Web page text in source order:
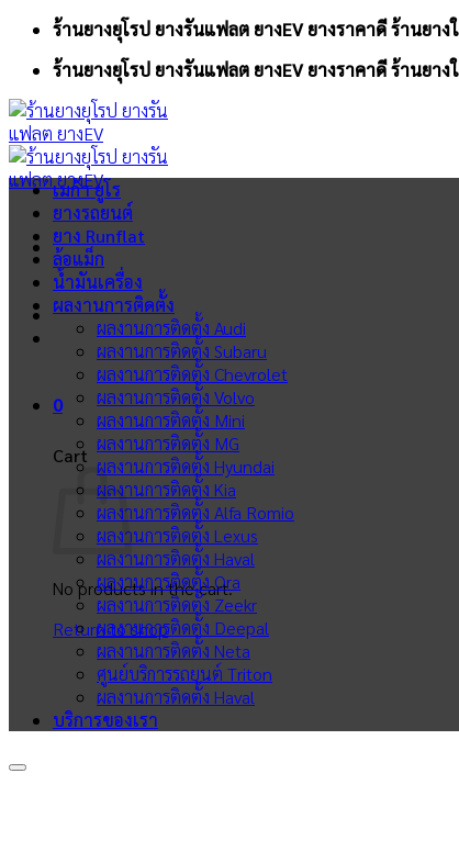
Skip
content
ร้านยางยุโรป ยางรันแฟลต ยางEV ยางราคาดี ร้านย
ร้านยางยุโรป ยางรันแฟลต ยางEV ยางราคาดี ร้านย
0
Cart
No products in the cart.
Return to shop
เมก้า ยูโร
ยางรถยนต์
ยาง Runflat
ล้อแม็ก
น้ำมันเครื่อง
ผลงานการติดตั้ง
ผลงานการติดตั้ง Audi
ผลงานการติดตั้ง Subaru
ผลงานการติดตั้ง Chevrolet
ผลงานการติดตั้ง Volvo
ผลงานการติดตั้ง Mini
ผลงานการติดตั้ง MG
ผลงานการติดตั้ง Hyundai
ผลงานการติดตั้ง Kia
ผลงานการติดตั้ง Alfa Romio
ผลงานการติดตั้ง Lexus
ผลงานการติดตั้ง Haval
ผลงานการติดตั้ง Ora
ผลงานการติดตั้ง Zeekr
ผลงานการติดตั้ง Deepal
ผลงานการติดตั้ง Neta
ศูนย์บริการรถยนต์ Triton
ผลงานการติดตั้ง Haval
บริการของเรา